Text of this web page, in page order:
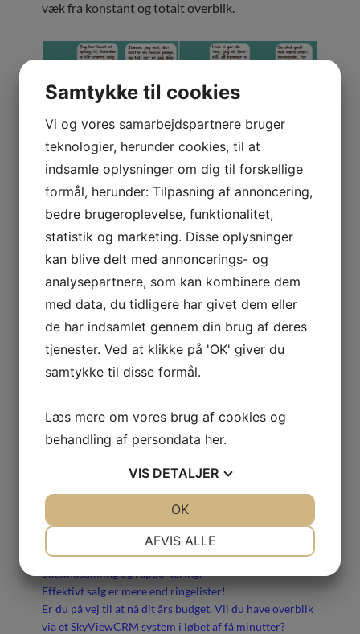
væk fra konstant og totalt overblik.
Dette er faktisk en rigtig CRM historie fra een af
SENESTE INDLÆG
CRM overBLIK med ét klik!
Billigt CRM-system til iværksættere og nystartede
virksomheder – derfor vælger mange SkyViewCRM
SkyViewCRM er den bedste CRM-platform til
dataindsamling og rapportering.
Effektivt salg er mere end ringelister!
Er du på vej til at nå dit års budget. Vil du have overblik
via et SkyViewCRM system i løbet af få minutter?
Samtykke til cookies
Vi og vores samarbejdspartnere bruger
teknologier, herunder cookies, til at
indsamle oplysninger om dig til forskellige
formål, herunder: Tilpasning af annoncering,
bedre brugeroplevelse, funktionalitet,
statistik og marketing. Disse oplysninger
kan blive delt med annoncerings- og
analysepartnere, som kan kombinere dem
med data, du tidligere har givet dem eller
de har indsamlet gennem din brug af deres
tjenester. Ved at klikke på 'OK' giver du
samtykke til disse formål.
Læs mere om vores brug af cookies og
behandling af persondata her.
VIS DETALJER
MARKETING STATISTIK
AFVIS ALLE
OK